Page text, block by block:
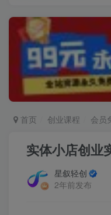
首页 创业课程 会员
实体小店创业
星叙轻创
2年前发布